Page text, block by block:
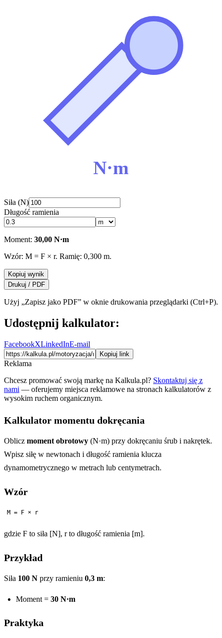
N·m
Siła (N)
Długość ramienia
Moment: 30,00 N·m
Wzór: M = F × r. Ramię: 0,300 m.
Kopiuj wynik
Drukuj / PDF
Użyj „Zapisz jako PDF” w oknie drukowania przeglądarki (Ctrl+P).
Udostępnij kalkulator:
FacebookXLinkedInE-mail
Kopiuj link
Reklama
Chcesz promować swoją markę na Kalkula.pl? Skontaktuj się z
nami — oferujemy miejsca reklamowe na stronach kalkulatorów z
wysokim ruchem organicznym.
Kalkulator momentu dokręcania
Oblicz moment obrotowy (N·m) przy dokręcaniu śrub i nakrętek.
Wpisz siłę w newtonach i długość ramienia klucza
dynamometrycznego w metrach lub centymetrach.
Wzór
M = F × r
gdzie F to siła [N], r to długość ramienia [m].
Przykład
Siła 100 N przy ramieniu 0,3 m:
Moment = 30 N·m
Praktyka